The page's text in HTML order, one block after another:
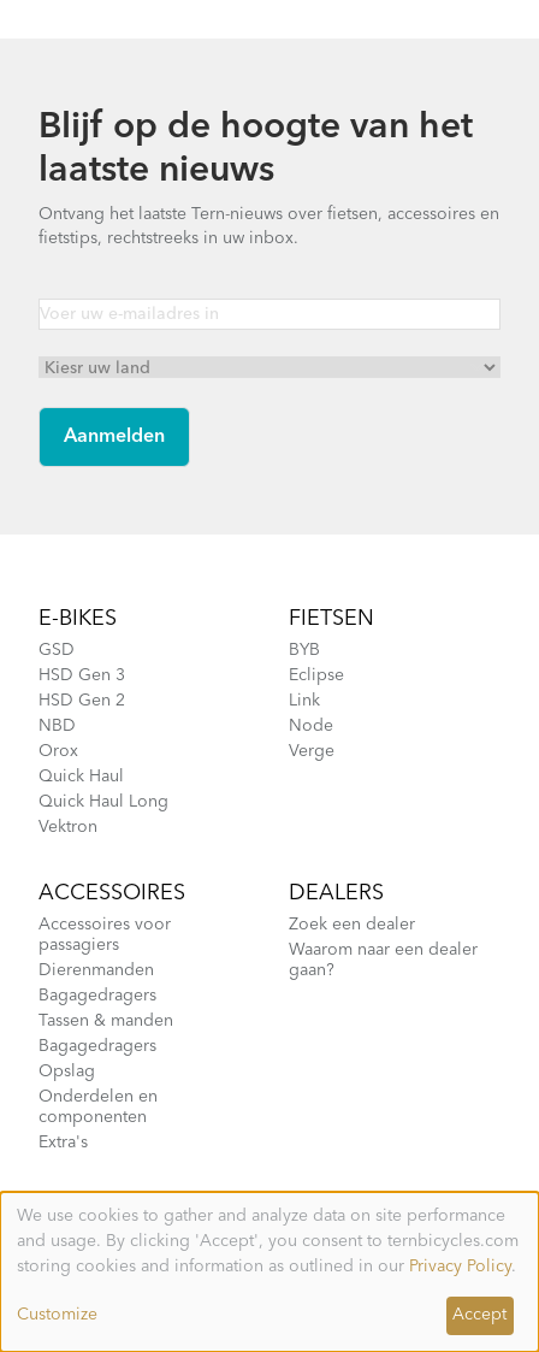
Blijf op de hoogte van het
laatste nieuws
Ontvang het laatste Tern-nieuws over fietsen, accessoires en
fietstips, rechtstreeks in uw inbox.
E-BIKES
GSD
HSD Gen 3
HSD Gen 2
NBD
Orox
Quick Haul
Quick Haul Long
Vektron
FIETSEN
BYB
Eclipse
Link
Node
Verge
ACCESSOIRES
Accessoires voor
passagiers
Dierenmanden
Bagagedragers
Tassen & manden
Bagagedragers
Opslag
Onderdelen en
componenten
Extra's
DEALERS
Zoek een dealer
Waarom naar een dealer
gaan?
ONDERSTEUNINGSCENTRUM
Tern Care
7 jaar ondersteuning
Garantieoverdracht
OVER ONS
Nieuws
Good Werx-programma
Use
of
personal
and
We use cookies to gather and analyze data on site performance
and usage. By clicking 'Accept', you consent to ternbicycles.com
storing cookies and information as outlined in our Privacy Policy.
Customize Accept